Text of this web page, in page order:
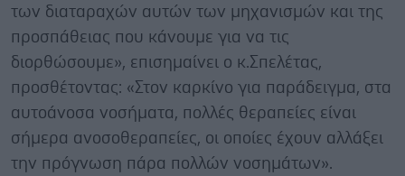
των διαταραχών αυτών των μηχανισμών και της
προσπάθειας που κάνουμε για να τις
διορθώσουμε», επισημαίνει ο κ.Σπελέτας,
προσθέτοντας: «Στον καρκίνο για παράδειγμα, στα
αυτοάνοσα νοσήματα, πολλές θεραπείες είναι
σήμερα ανοσοθεραπείες, οι οποίες έχουν αλλάξει
την πρόγνωση πάρα πολλών νοσημάτων».